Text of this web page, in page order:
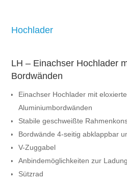
Hochlader
LH – Einachser Hochlader
Bordwänden
Einachser Hochlader mit
Aluminiumbordwänden
Stabile geschweißte
Bordwände 4-seitig abklappbar
V-Zuggabel
Anbindemöglichkeiten zur
Sützrad